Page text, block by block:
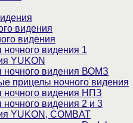
видения
видения
видения 1
YUKON
ночного видения ВОМЗ
прицелы ночного видения
ночного видения НПЗ
видения 2 и 3
YUKON, COMBAT